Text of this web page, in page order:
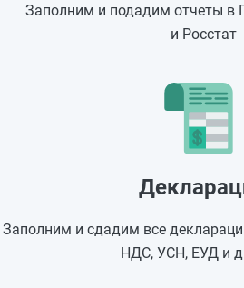
Заполним и подадим отчеты в
и Росстат
Заполним и сдадим все
НДС, УСН, ЕУД и